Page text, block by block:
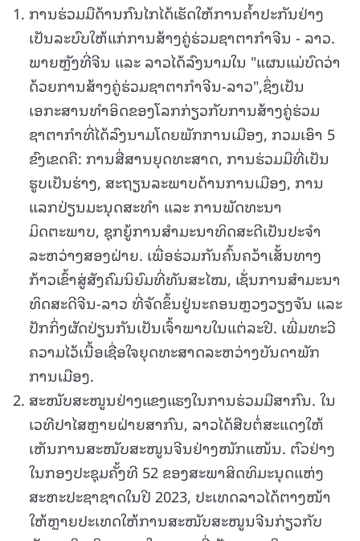
ການຮ່ວມມືດ້ານກົນໄກໄດ້ເຮັດໃຫ້ການຄ້ຳປະກັນຢ່າງ
ເປັນລະບົບໃຫ້ແກ່ການສ້າງຄູ່ຮ່ວມຊາຕາກຳຈີນ - ລາວ.
ພາຍຫຼັງທີ່ຈີນ ແລະ ລາວໄດ້ລົງນາມໃນ "ແຜນແມ່ບົດວ່າ
ດ້ວຍການສ້າງຄູ່ຮ່ວມຊາຕາກຳຈີນ-ລາວ",ຊຶ່ງເປັນ
ເອກະສານທຳອິດຂອງໂລກກ່ຽວກັບການສ້າງຄູ່ຮ່ວມ
ຊາຕາກຳທີ່ໄດ້ລົງນາມໂດຍພັກການເມືອງ, ກວມເອົາ 5
ຂົງເຂດຄື: ການສື່ສານຍຸດທະສາດ, ການຮ່ວມມືທີ່ເປັນ
ຮູບເປັນຮ່າງ, ສະຖຽນລະພາບດ້ານການເມືອງ, ການ
ແລກປ່ຽນມະນຸດສະທຳ ແລະ ການພັດທະນາ
ມິດຕະພາບ, ຊຸກຍູ້ການສຳມະນາທິດສະດີເປັນປະຈຳ
ລະຫວ່າງສອງຝ່າຍ. ເພື່ອຮ່ວມກັນຄົ້ນຄວ້າເສັ້ນທາງ
ກ້າວເຂົ້າສູ່ສັງຄົມນິຍົມທີ່ທັນສະໄໝ, ເຊັ່ນການສຳມະນາ
ທິດສະດີຈີນ-ລາວ ທີ່ຈັດຂຶ້ນຢູ່ນະຄອນຫຼວງວຽງຈັນ ແລະ
ປັກກິ່ງຜັດປ່ຽນກັນເປັນເຈົ້າພາບໃນແຕ່ລະປີ. ເພີ່ມທະວີ
ຄວາມໄວ້ເນື້ອເຊື່ອໃຈຍຸດທະສາດລະຫວ່າງບັນດາພັກ
ການເມືອງ.
ສະໜັບສະໜູນຢ່າງແຂງແຮງໃນການຮ່ວມມືສາກົນ. ໃນ
ເວທີປາໄສຫຼາຍຝ່າຍສາກົນ, ລາວໄດ້ສືບຕໍ່ສະແດງໃຫ້
ເຫັນການສະໜັບສະໜູນຈີນຢ່າງໜັກແໜ້ນ. ຕົວຢ່າງ
ໃນກອງປະຊຸມຄັ້ງທີ 52 ຂອງສະພາສິດທິມະນຸດແຫ່ງ
ສະຫະປະຊາຊາດໃນປີ 2023, ປະເທດລາວໄດ້ຕາງໜ້າ
ໃຫ້ຫຼາຍປະເທດໃຫ້ການສະໜັບສະໜູນຈີນກ່ຽວກັບ